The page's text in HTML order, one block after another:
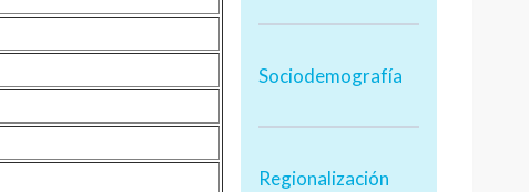
Sociodemografía
Regionalización